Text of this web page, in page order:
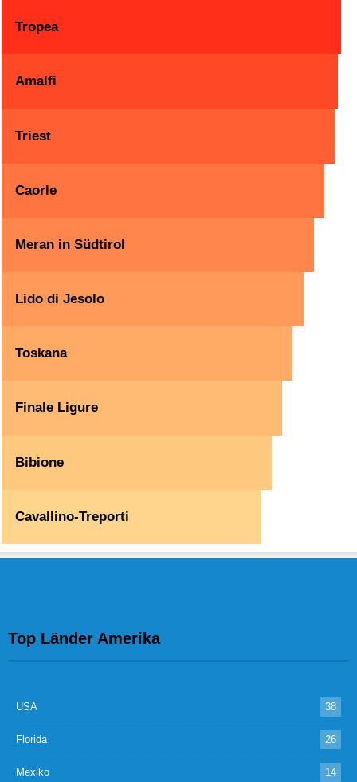
Tropea
Amalfi
Triest
Caorle
Meran in Südtirol
Lido di Jesolo
Toskana
Finale Ligure
Bibione
Cavallino-Treporti
Top Länder Amerika
USA 38
Florida 26
Mexiko 14